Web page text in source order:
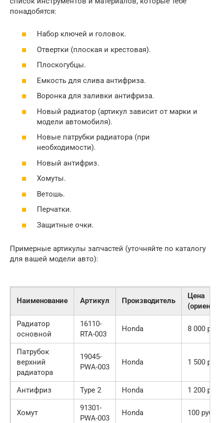
понадобятся:
Набор ключей и головок.
Отвертки (плоская и крестовая).
Плоскогубцы.
Емкость для слива антифриза.
Воронка для заливки антифриза.
Новый радиатор (артикул зависит от марки и
модели автомобиля).
Новые патрубки радиатора (при
необходимости).
Новый антифриз.
Хомуты.
Ветошь.
Перчатки.
Защитные очки.
Примерные артикулы запчастей (уточняйте по каталогу
для вашей модели авто):
Наименование Артикул Производитель
Цена
Радиатор
основной
16110-
RTA-003
Honda 8 000 руб.
Патрубок
верхний
радиатора
19045-
PWA-003
Honda 1 500 руб.
Антифриз Type 2 Honda 1 200 руб.
Хомут
91301-
PWA-003
Honda 100 руб.